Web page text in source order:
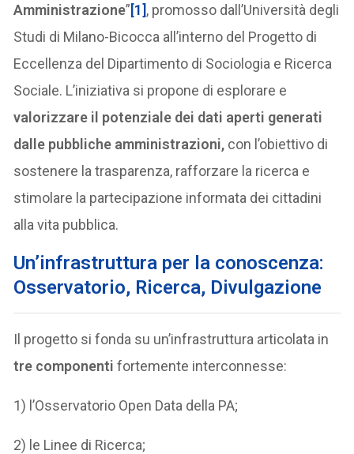
Amministrazione”[1], promosso dall’Università degli
Studi di Milano-Bicocca all’interno del Progetto di
Eccellenza del Dipartimento di Sociologia e Ricerca
Sociale. L’iniziativa si propone di esplorare e
valorizzare il potenziale dei dati aperti generati
dalle pubbliche amministrazioni, con l’obiettivo di
sostenere la trasparenza, rafforzare la ricerca e
stimolare la partecipazione informata dei cittadini
alla vita pubblica.
Un’infrastruttura per la conoscenza:
Osservatorio, Ricerca, Divulgazione
Il progetto si fonda su un’infrastruttura articolata in
tre componentifortemente interconnesse:
1) l’Osservatorio Open Data della PA;
2) le Linee di Ricerca;